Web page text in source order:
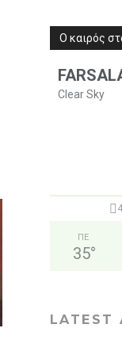
Ο καιρός
Clear Sky
ΠΕ
35°
LATEST